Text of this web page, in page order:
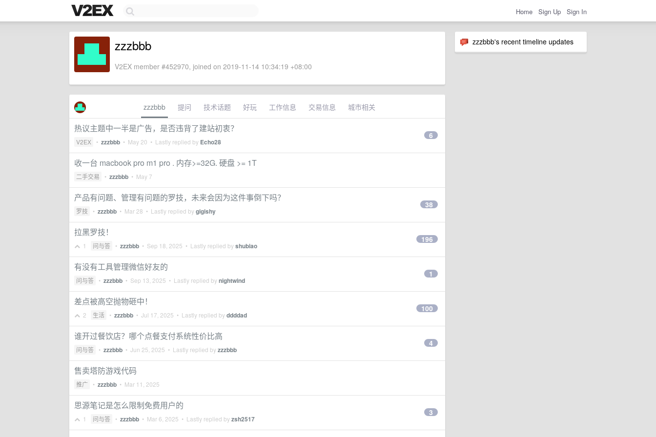
Home Sign Up Sign In
zzzbbb's recent timeline updates
zzzbbb
V2EX member #452970, joined on 2019-11-14 10:34:19 +08:00
zzzbbb 提问 技术话题 好玩 工作信息 交易信息 城市相关
热议主题中一半是广告，是否违背了建站初衷？
V2EX • zzzbbb • May 20 • Lastly replied by Echo28
6
收一台 macbook pro m1 pro . 内存>=32G. 硬盘 >= 1T
二手交易 • zzzbbb • May 7
产品有问题、管理有问题的罗技，未来会因为这件事倒下吗？
罗技 • zzzbbb • Mar 28 • Lastly replied bygigishy
38
拉黑罗技！
1 问与答 • zzzbbb • Sep 18, 2025 • Lastly replied byshubiao
196
有没有工具管理微信好友的
问与答 • zzzbbb • Sep 13, 2025 • Lastly replied bynightwind
1
差点被高空抛物砸中！
2 生活 • zzzbbb • Jul 17, 2025 • Lastly replied byddddad
100
谁开过餐饮店？哪个点餐支付系统性价比高
问与答 • zzzbbb • Jun 25, 2025 • Lastly replied byzzzbbb
4
售卖塔防游戏代码
推广 • zzzbbb • Mar 11, 2025
思源笔记是怎么限制免费用户的
1 问与答 • zzzbbb • Mar 6, 2025 • Lastly replied byzsh2517
3